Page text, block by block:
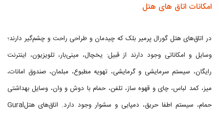
امکانات اتاق های هتل
در اتاق‌های هتل گورال پرمیر بلک که چیدمان و طراحی راحت و چشم‌گیر دارند؛
وسایل و امکاناتی وجود دارند از قبیل: یخچال، مینی‌بار، تلویزیون، اینترنت
رایگان، سیستم سرمایشی و گرمایشی، تهویه مطبوع، مبلمان، صندوق امانات،
میز، کمد لباس، چای و قهوه ساز، تلفن، حمام با دوش و وان، وسایل بهداشتی
حمام، سیستم اطفا حریق، دمپایی و سشوار وجود دارد. اتاق‌های هتلGural